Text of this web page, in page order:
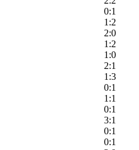
0:1
1:2
2:0
1:2
1:0
2:1
1:3
0:1
1:1
0:1
3:1
0:1
0:1